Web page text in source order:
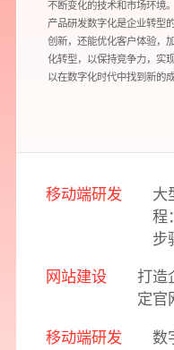
不断变化的技术和市场环境。
产品研发数字化是企业转型
创新，还能优化客户体验，
化转型，以保持竞争力，实
以在数字化时代中找到新的
移动端研发
大
程
步
网站建设
打造
定官
移动端研发
数